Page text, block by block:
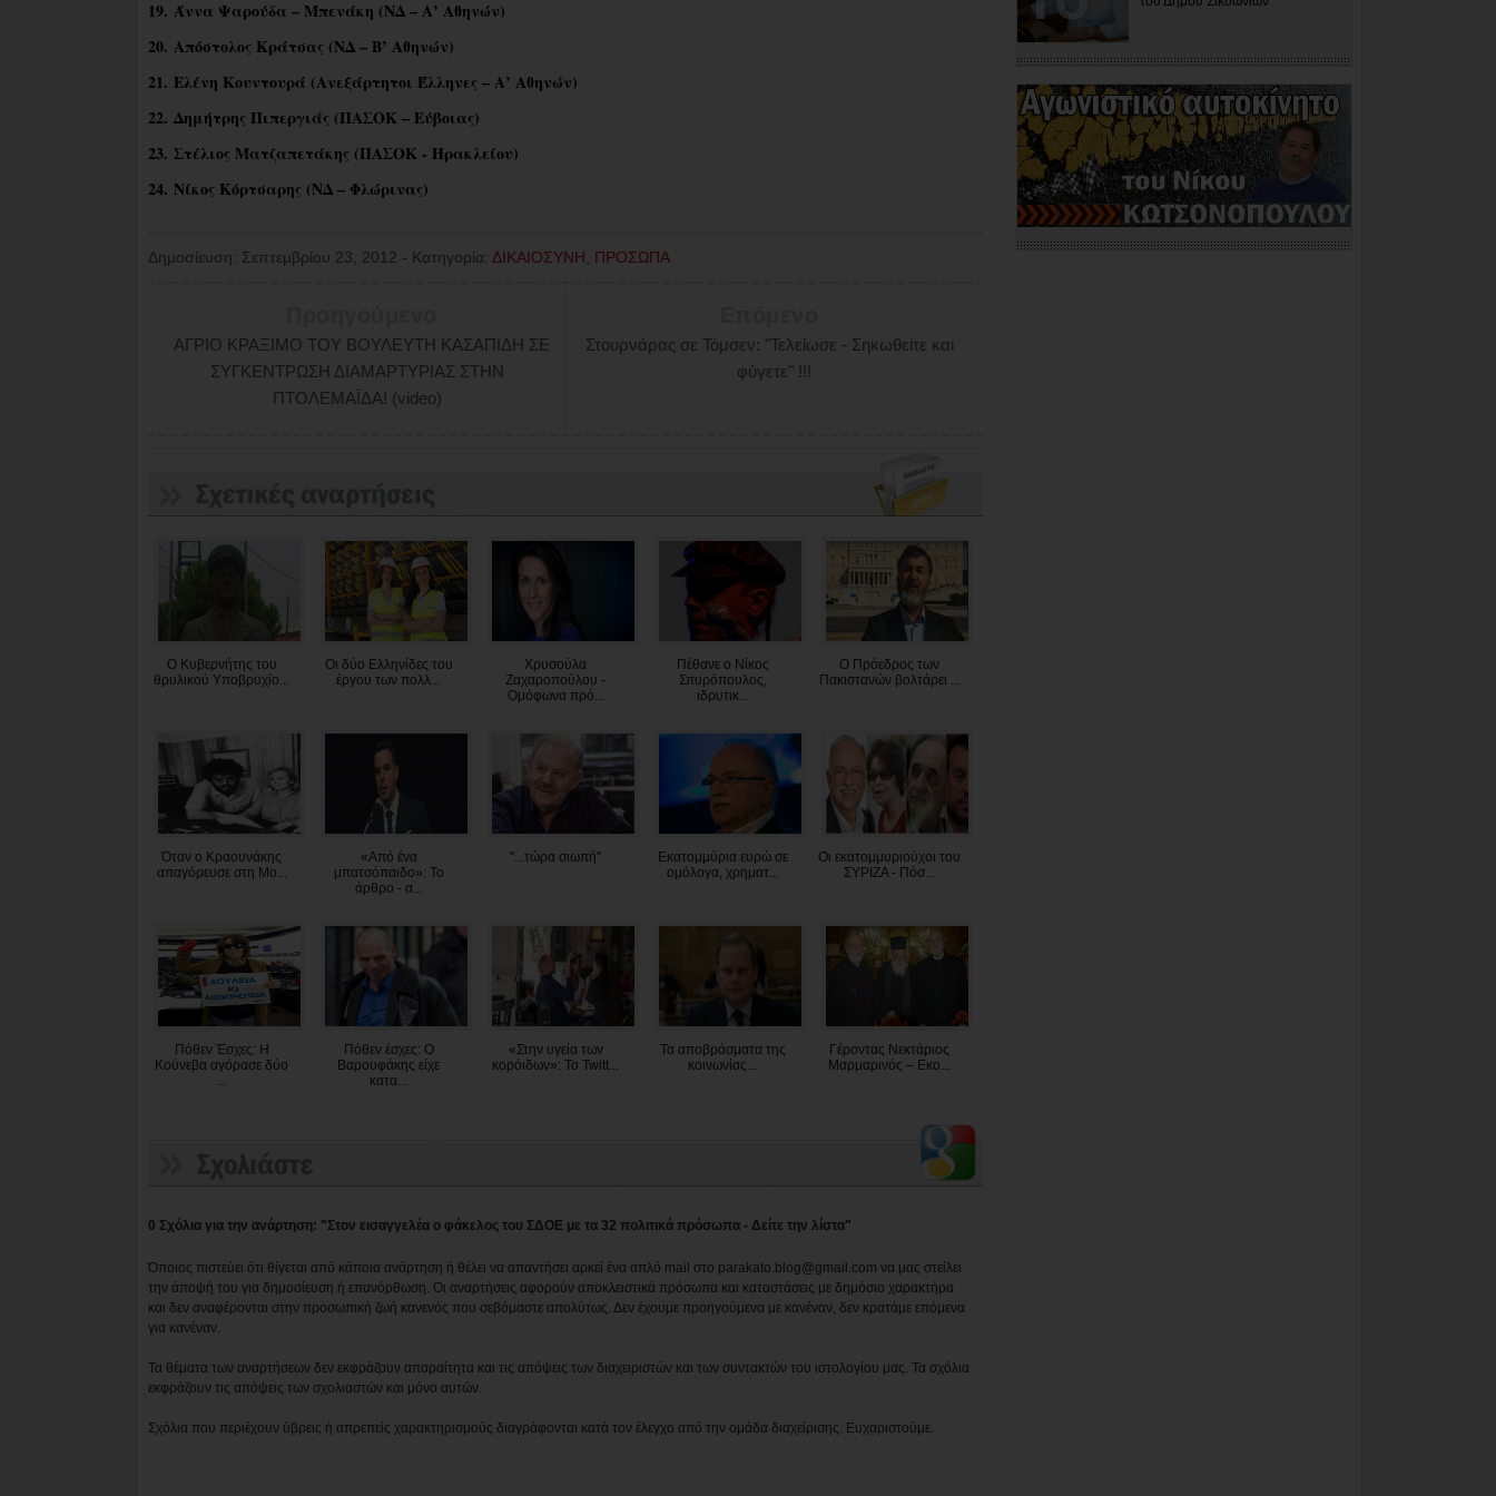
19. Άννα Ψαρούδα – Μπενάκη (ΝΔ – Α’ Αθηνών)
20. Απόστολος Κράτσας (ΝΔ – Β’ Αθηνών)
21. Ελένη Κουντουρά (Ανεξάρτητοι Έλληνες – Α’ Αθηνών)
22. Δημήτρης Πιπεργιάς (ΠΑΣΟΚ – Εύβοιας)
23. Στέλιος Ματζαπετάκης (ΠΑΣΟΚ - Ηρακλείου)
24. Νίκος Κόρτσαρης (ΝΔ – Φλώρινας)
Δημοσίευση: Σεπτεμβρίου 23, 2012 - Κατηγορία: ΔΙΚΑΙΟΣΥΝΗ ΠΡΟΣΩΠΑ
Στουρνάρας σε Τόμσεν: "Τελείωσε - Σηκωθείτε και
φύγετε" !!!
ΑΓΡΙΟ ΚΡΑΞΙΜΟ ΤΟΥ ΒΟΥΛΕΥΤΗ ΚΑΣΑΠΙΔΗ ΣΕ
ΣΥΓΚΕΝΤΡΩΣΗ ΔΙΑΜΑΡΤΥΡΙΑΣ ΣΤΗΝ
ΠΤΟΛΕΜΑΪΔΑ! (video)
Ο Κυβερνήτης του
θρυλικού Υποβρυχίο...
Oι δύο Ελληνίδες του
έργου των πολλ...
Χρυσούλα
Ζαχαροπούλου -
Ομόφωνα πρό...
Πέθανε ο Νίκος
Σπυρόπουλος,
ιδρυτικ...
Ο Πρόεδρος των
Πακιστανών βολτάρει ...
Όταν ο Κραουνάκης
απαγόρευσε στη Μο...
«Από ένα
μπατσόπαιδο»: To
άρθρο - α...
"...τώρα σιωπή"
Εκατομμύρια ευρώ σε
ομόλογα, χρηματ...
Οι εκατομμυριούχοι του
ΣΥΡΙΖΑ - Πόσ...
Πόθεν Έσχες: Η
Κούνεβα αγόρασε δύο
...
Πόθεν έσχες: Ο
Βαρουφάκης είχε
κατα...
«Στην υγεία των
κορόιδων»: Το Twitt...
Τα αποβράσματα της
κοινωνίας...
Γέροντας Νεκτάριος
Μαρμαρινός – Εκο...
0 Σχόλια για την ανάρτηση: "Στον εισαγγελέα ο φάκελος του ΣΔΟΕ με τα 32 πολιτικά πρόσωπα - Δείτε την λίστα"
Όποιος πιστεύει ότι θίγεται από κάποια ανάρτηση ή θέλει να απαντήσει αρκεί ένα απλό mail στο parakato.blog@gmail.com να μας στείλει
την άποψή του για δημοσίευση ή επανόρθωση. Οι αναρτήσεις αφορούν αποκλειστικά πρόσωπα και καταστάσεις με δημόσιο χαρακτήρα
και δεν αναφέρονται στην προσωπική ζωή κανενός που σεβόμαστε απολύτως. Δεν έχουμε προηγούμενα με κανέναν, δεν κρατάμε επόμενα
για κανέναν.
Τα θέματα των αναρτήσεων δεν εκφράζουν απαραίτητα και τις απόψεις των διαχειριστών και των συντακτών του ιστολογίου μας. Τα σχόλια
εκφράζουν τις απόψεις των σχολιαστών και μόνο αυτών.
Σχόλια που περιέχουν ύβρεις ή απρεπείς χαρακτηρισμούς διαγράφονται κατά τον έλεγχο από την ομάδα διαχείρισης. Ευχαριστούμε.